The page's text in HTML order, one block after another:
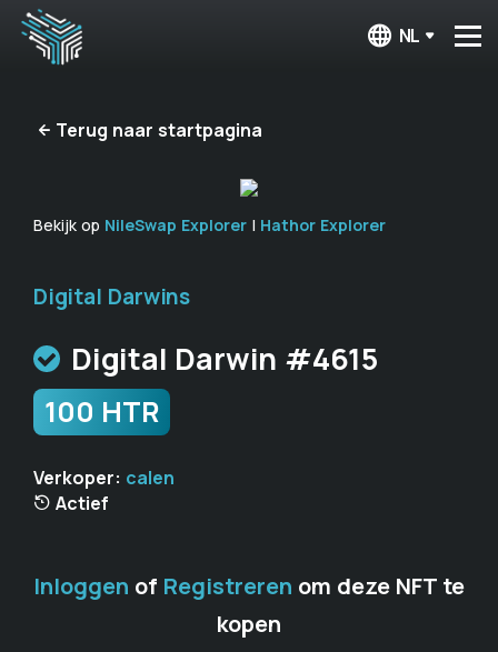
NL
Terug naar startpagina
Bekijk op NileSwap Explorer | Hathor Explorer
Digital Darwins
Digital Darwin #4615
100 HTR
Verkoper: calen
Actief
Inloggen of Registreren om deze NFT te
kopen